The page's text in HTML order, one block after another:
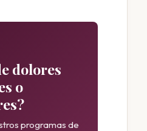
dolores
o
programas de